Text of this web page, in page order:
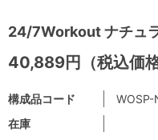
24/7Workout ナチュ
40,889円（税込価
構成品コード
WOSP-
在庫